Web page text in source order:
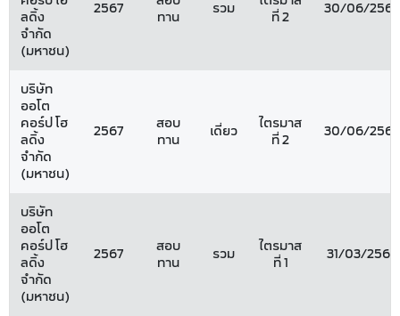
ลดิ้ง
จำกัด
(มหาชน)
2567
ทาน
รวม
ที่ 2
30/06/2567
บริษัท
ออโต
คอร์ป โฮ
ลดิ้ง
จำกัด
(มหาชน)
2567
สอบ
ทาน
เดี่ยว
ไตรมาส
ที่ 2
30/06/2567
บริษัท
ออโต
คอร์ป โฮ
ลดิ้ง
จำกัด
(มหาชน)
2567
สอบ
ทาน
รวม
ไตรมาส
ที่ 1
31/03/2567